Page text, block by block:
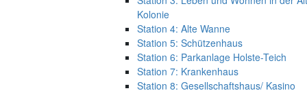
Kolonie
Station 4: Alte Wanne
Station 5: Schützenhaus
Station 6: Parkanlage Holste-Teich
Station 7: Krankenhaus
Station 8: Gesellschaftshaus/ Kasino